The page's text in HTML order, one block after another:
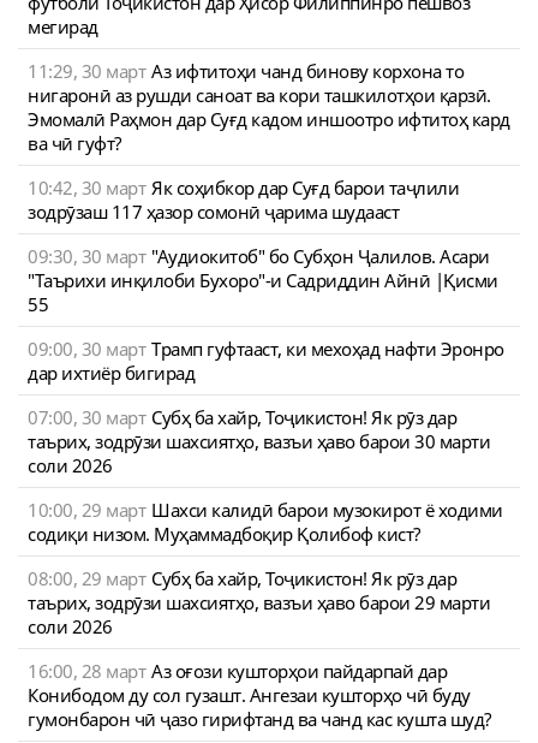
мегирад
11:29, 30 март Аз ифтитоҳи чанд бинову корхона то
нигаронӣ аз рушди саноат ва кори ташкилотҳои қарзӣ.
Эмомалӣ Раҳмон дар Суғд кадом иншоотро ифтитоҳ кард
ва чӣ гуфт?
10:42, 30 март Як соҳибкор дар Суғд барои таҷлили
зодрӯзаш 117 ҳазор сомонӣ ҷарима шудааст
09:30, 30 март "Аудиокитоб" бо Субҳон Ҷалилов. Асари
"Таърихи инқилоби Бухоро"-и Садриддин Айнӣ |Қисми
55
09:00, 30 март Трамп гуфтааст, ки мехоҳад нафти Эронро
дар ихтиёр бигирад
07:00, 30 март Субҳ ба хайр, Тоҷикистон! Як рӯз дар
таърих, зодрӯзи шахсиятҳо, вазъи ҳаво барои 30 марти
соли 2026
10:00, 29 март Шахси калидӣ барои музокирот ё ходими
содиқи низом. Муҳаммадбоқир Қолибоф кист?
08:00, 29 март Субҳ ба хайр, Тоҷикистон! Як рӯз дар
таърих, зодрӯзи шахсиятҳо, вазъи ҳаво барои 29 марти
соли 2026
16:00, 28 март Аз оғози кушторҳои пайдарпай дар
Конибодом ду сол гузашт. Ангезаи кушторҳо чӣ буду
гумонбарон чӣ ҷазо гирифтанд ва чанд кас кушта шуд?